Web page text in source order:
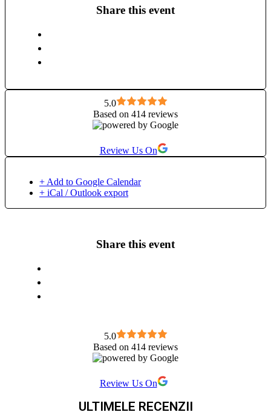
diplomă internațională, precum și în Collective Shift cu Oana
oameni care vor să se cunoască mai bine. Oameni care simt.
Care caută. Care cresc.
Share this event
5.0
Based on 414 reviews
Review Us On
+ Add to Google Calendar
+ iCal / Outlook export
Share this event
5.0
Based on 414 reviews
Review Us On
ULTIMELE RECENZII